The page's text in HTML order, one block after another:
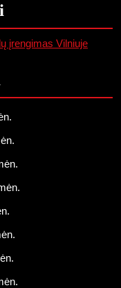
įrengimas Vilniuje